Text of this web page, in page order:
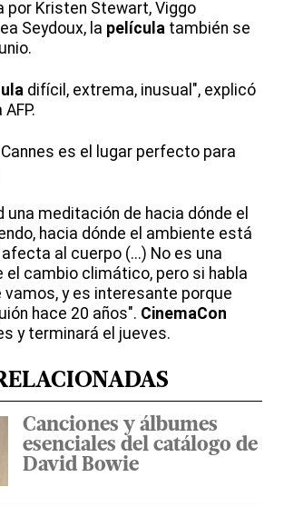
por Kristen Stewart, Viggo
Seydoux, la película también se
difícil, extrema, inusual", explicó
es el lugar perfecto para
una meditación de hacia dónde el
hacia dónde el ambiente está
al cuerpo (...) No es una
el cambio climático, pero si habla
vamos, y es interesante porque
hace 20 años". CinemaCon
y terminará el jueves.
Canciones y álbumes
esenciales del catálogo de
David Bowie